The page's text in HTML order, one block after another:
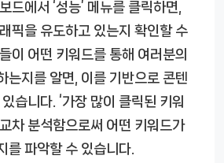
드에서 ‘성능’ 메뉴를 클릭하면,
픽을 유도하고 있는지 확인할 수
이 어떤 키워드를 통해 여러분의
는지를 알면, 이를 기반으로 콘텐
습니다. ‘가장 많이 클릭된 키워
교차 분석함으로써 어떤 키워드가
를 파악할 수 있습니다.